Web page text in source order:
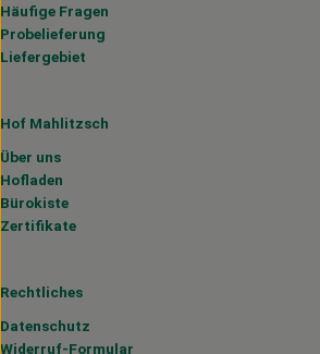
Häufige Fragen
Probelieferung
Liefergebiet
Hof Mahlitzsch
Über uns
Hofladen
Bürokiste
Zertifikate
Rechtliches
Datenschutz
Widerruf-Formular